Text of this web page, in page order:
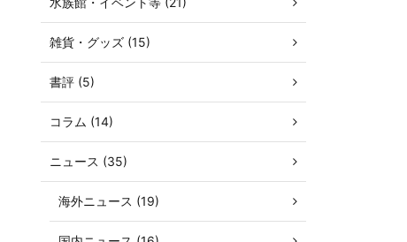
雑貨・グッズ (15)
書評 (5)
コラム (14)
ニュース (35)
海外ニュース (19)